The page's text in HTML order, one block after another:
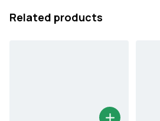
Related products